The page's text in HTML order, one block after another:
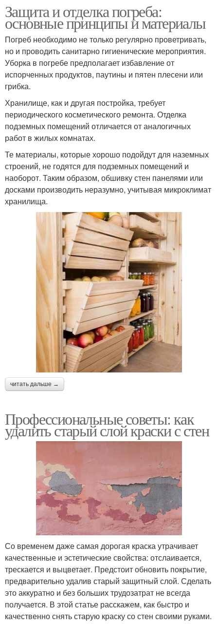
Защита и отделка погреба:
основные принципы и материалы
Погреб необходимо не только регулярно проветривать,
но и проводить санитарно гигиенические мероприятия.
Уборка в погребе предполагает избавление от
испорченных продуктов, паутины и пятен плесени или
грибка.
Хранилище, как и другая постройка, требует
периодического косметического ремонта. Отделка
подземных помещений отличается от аналогичных
работ в жилых комнатах.
Те материалы, которые хорошо подойдут для наземных
строений, не годятся для подземных помещений и
наоборот. Таким образом, обшивку стен панелями или
досками производить неразумно, учитывая микроклимат
хранилища.
читать дальше →
Профессиональные советы: как
удалить старый слой краски с стен
Со временем даже самая дорогая краска утрачивает
качественные и эстетические свойства: отслаивается,
трескается и выцветает. Предстоит обновить покрытие,
предварительно удалив старый защитный слой. Сделать
это аккуратно и без больших трудозатрат не всегда
получается. В этой статье расскажем, как быстро и
качественно снять старую краску со стен своими руками.